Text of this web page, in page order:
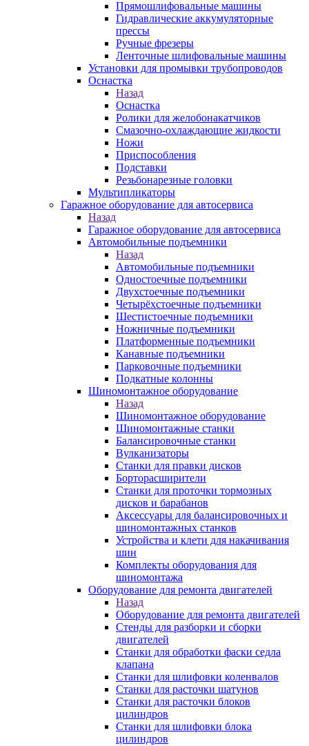
Прямошлифовальные машины
Гидравлические аккумуляторные
прессы
Ручные фрезеры
Ленточные шлифовальные машины
Установки для промывки трубопроводов
Оснастка
Назад
Оснастка
Ролики для желобонакатчиков
Смазочно-охлаждающие жидкости
Ножи
Приспособления
Подставки
Резьбонарезные головки
Мультипликаторы
Гаражное оборудование для автосервиса
Назад
Гаражное оборудование для автосервиса
Автомобильные подъемники
Назад
Автомобильные подъемники
Одностоечные подъемники
Двухстоечные подъемники
Четырёхстоечные подъемники
Шестистоечные подъемники
Ножничные подъемники
Платформенные подъемники
Канавные подъемники
Парковочные подъемники
Подкатные колонны
Шиномонтажное оборудование
Назад
Шиномонтажное оборудование
Шиномонтажные станки
Балансировочные станки
Вулканизаторы
Станки для правки дисков
Борторасширители
Станки для проточки тормозных
дисков и барабанов
Аксессуары для балансировочных и
шиномонтажных станков
Устройства и клети для накачивания
шин
Комплекты оборудования для
шиномонтажа
Оборудование для ремонта двигателей
Назад
Оборудование для ремонта двигателей
Стенды для разборки и сборки
двигателей
Станки для обработки фаски седла
клапана
Станки для шлифовки коленвалов
Станки для расточки шатунов
Станки для расточки блоков
цилиндров
Станки для шлифовки блока
цилиндров